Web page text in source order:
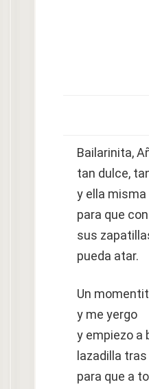
Bailarinita,
tan dulce,
y ella misma
para que
sus
pueda atar.
Un
y me yergo
y empiezo a
lazadilla
para que a